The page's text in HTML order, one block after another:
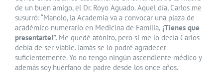
de un buen amigo, el Dr. Royo Aguado. Aquel día, Carlos me
susurró: “Manolo, la Academia va a convocar una plaza de
académico numerario en Medicina de Familia, ¡Tienes que
presentarte!”. Me quedé atónito, pero si me lo decía Carlos
debía de ser viable. Jamás se lo podré agradecer
suficientemente. Yo no tengo ningún ascendiente médico y
además soy huérfano de padre desde los once años.